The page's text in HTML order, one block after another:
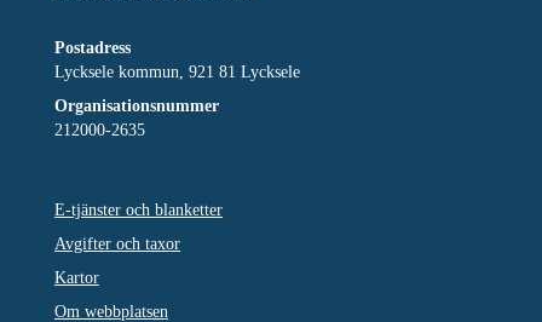
Postadress
Lycksele kommun, 921 81 Lycksele
Organisationsnummer
212000-2635
E-tjänster och blanketter
Avgifter och taxor
Kartor
Om webbplatsen